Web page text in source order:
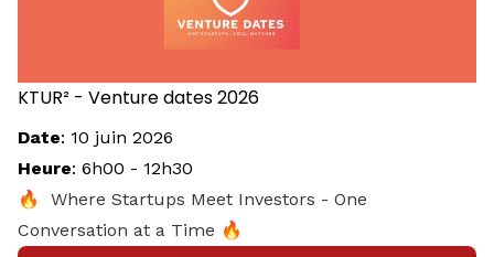
KTUR² - Venture dates 2026
Date: 10 juin 2026
Heure: 6h00 - 12h30
🔥 Where Startups Meet Investors - One
Conversation at a Time 🔥